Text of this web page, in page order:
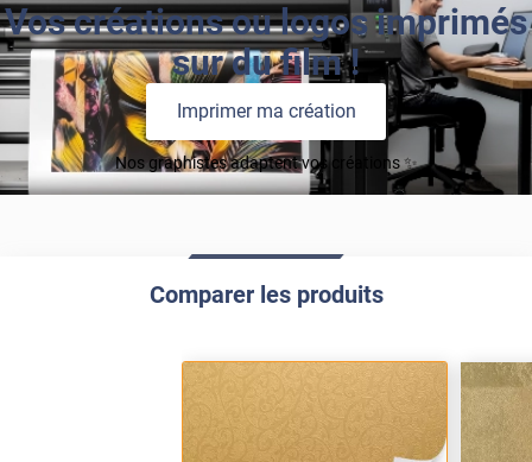
Vos créations ou logos imprimés
sur du film !
Imprimer ma création
Nos graphistes adaptent vos créations ✨
Comparer les produits